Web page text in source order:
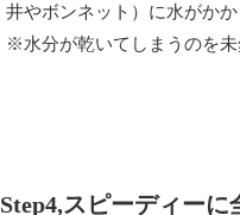
井やボンネット）に水がかか
※水分が乾いてしまうのを未
Step4,スピーディー